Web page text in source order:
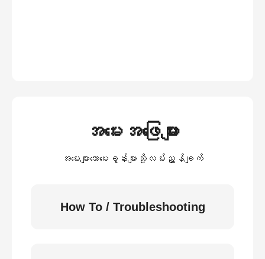
အမေးအဖြေများ
အမေးများသောမေးခွန်းများသို့လမ်းညွှန်ချက်
How To / Troubleshooting